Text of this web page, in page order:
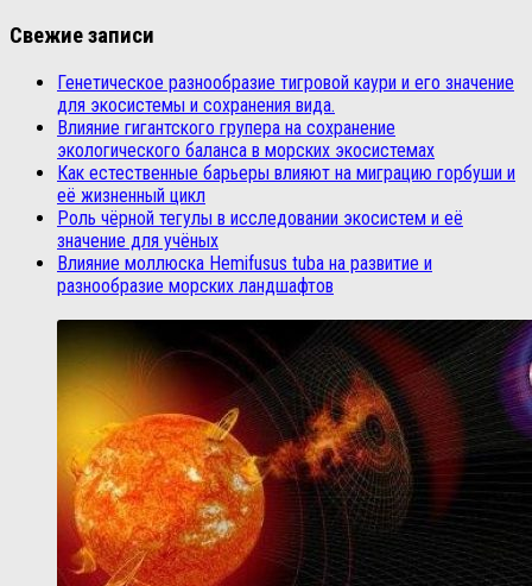
Свежие записи
Генетическое разнообразие тигровой каури и его значение
для экосистемы и сохранения вида.
Влияние гигантского групера на сохранение
экологического баланса в морских экосистемах
Как естественные барьеры влияют на миграцию горбуши и
её жизненный цикл
Роль чёрной тегулы в исследовании экосистем и её
значение для учёных
Влияние моллюска Hemifusus tuba на развитие и
разнообразие морских ландшафтов